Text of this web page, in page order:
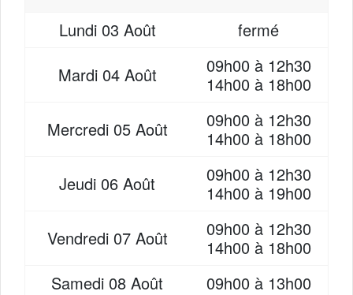
Lundi 03 Août
fermé
Mardi 04 Août
09h00 à 12h30
14h00 à 18h00
Mercredi 05 Août
09h00 à 12h30
14h00 à 18h00
Jeudi 06 Août
09h00 à 12h30
14h00 à 19h00
Vendredi 07 Août
09h00 à 12h30
14h00 à 18h00
Samedi 08 Août
09h00 à 13h00